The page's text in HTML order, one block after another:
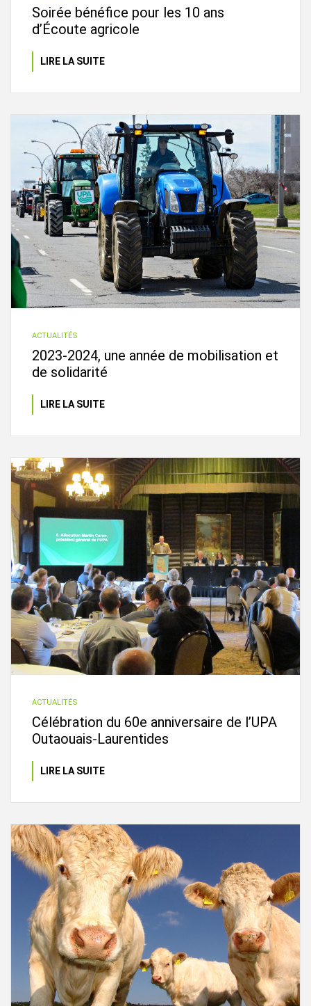
Soirée bénéfice pour les 10 ans
d’Écoute agricole
LIRE LA SUITE
ACTUALITÉS
2023-2024, une année de mobilisation et
de solidarité
LIRE LA SUITE
ACTUALITÉS
Célébration du 60e anniversaire de l’UPA
Outaouais-Laurentides
LIRE LA SUITE